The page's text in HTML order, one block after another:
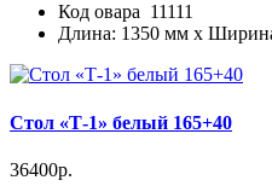
Код овара 11111
Длина: 1350 мм x
Стол «Т-1» белый 165+40
36400р.